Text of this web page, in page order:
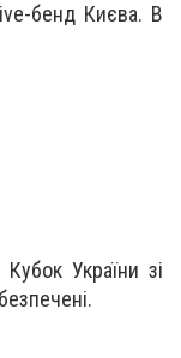
бенд Києва. В
України зі